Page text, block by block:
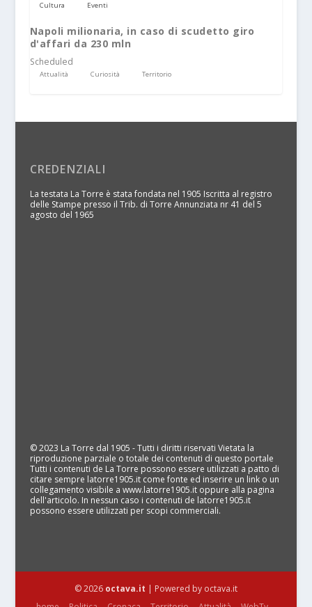
Cultura Eventi
Napoli milionaria, in caso di scudetto giro
d'affari da 230 mln
Scheduled
Attualità Curiosità Territorio
CREDENZIALI
La testata La Torre è stata fondata nel 1905 Iscritta al registro
delle Stampe presso il Trib. di Torre Annunziata nr 41 del 5
agosto del 1965
© 2023 La Torre dal 1905 - Tutti i diritti riservati Vietata la
riproduzione parziale o totale dei contenuti di questo portale
Tutti i contenuti de La Torre possono essere utilizzati a patto di
citare sempre latorre1905.it come fonte ed inserire un link o un
collegamento visibile a www.latorre1905.it oppure alla pagina
dell'articolo. In nessun caso i contenuti de latorre1905.it
possono essere utilizzati per scopi commerciali.
© 2026 octava.it | Powered by octava.it